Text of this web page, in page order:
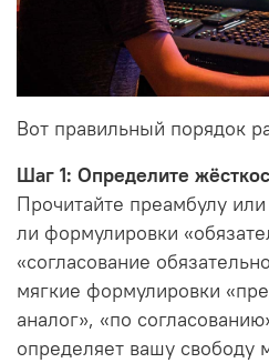
Вот правильный порядок
Шаг 1: Определите
Прочитайте преамбулу
ли формулировки
«согласование
мягкие формулировки
аналог», «по
определяет вашу свободу